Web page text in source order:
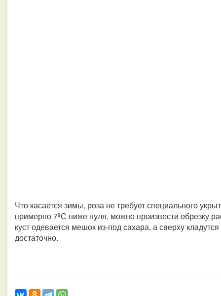
Что касается зимы, роза не требует специального
примерно 7ºС ниже нуля, можно произвести обрезку
куст одевается мешок из-под сахара, а сверху
достаточно.